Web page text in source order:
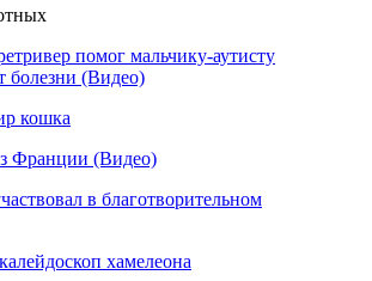
помог мальчику-аутисту
болезни (Видео)
кошка
Франции (Видео)
в благотворительном
хамелеона